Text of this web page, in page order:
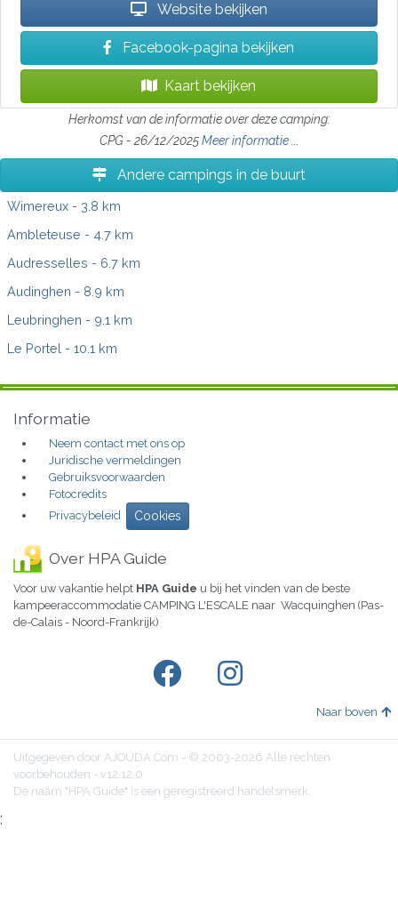
Website bekijken
Facebook-pagina bekijken
Kaart bekijken
Herkomst van de informatie over deze camping:
CPG - 26/12/2025Meer informatie ...
Andere campings in de buurt
Wimereux - 3.8 km
Ambleteuse - 4.7 km
Audresselles - 6.7 km
Audinghen - 8.9 km
Leubringhen - 9.1 km
Le Portel - 10.1 km
Informatie
Neem contact met ons op
Juridische vermeldingen
Gebruiksvoorwaarden
Fotocredits
Privacybeleid
Cookies
Over HPA Guide
Voor uw vakantie helpt HPA Guide u bij het vinden van de beste
kampeeraccommodatie CAMPING L'ESCALE naar Wacquinghen (Pas-
de-Calais - Noord-Frankrijk)
Naar boven
Uitgegeven door AJOUDA.Com - © 2003-2026 Alle rechten
voorbehouden - v12.12.0
De naam "HPA Guide" is een geregistreerd handelsmerk.
;